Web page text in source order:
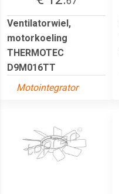
Ventilatorwiel,
motorkoeling
THERMOTEC
D9M016TT
Motointegrator